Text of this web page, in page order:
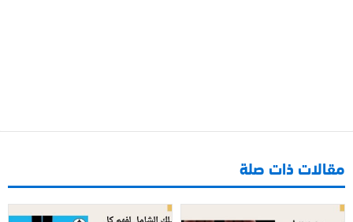
مقالات ذات صلة